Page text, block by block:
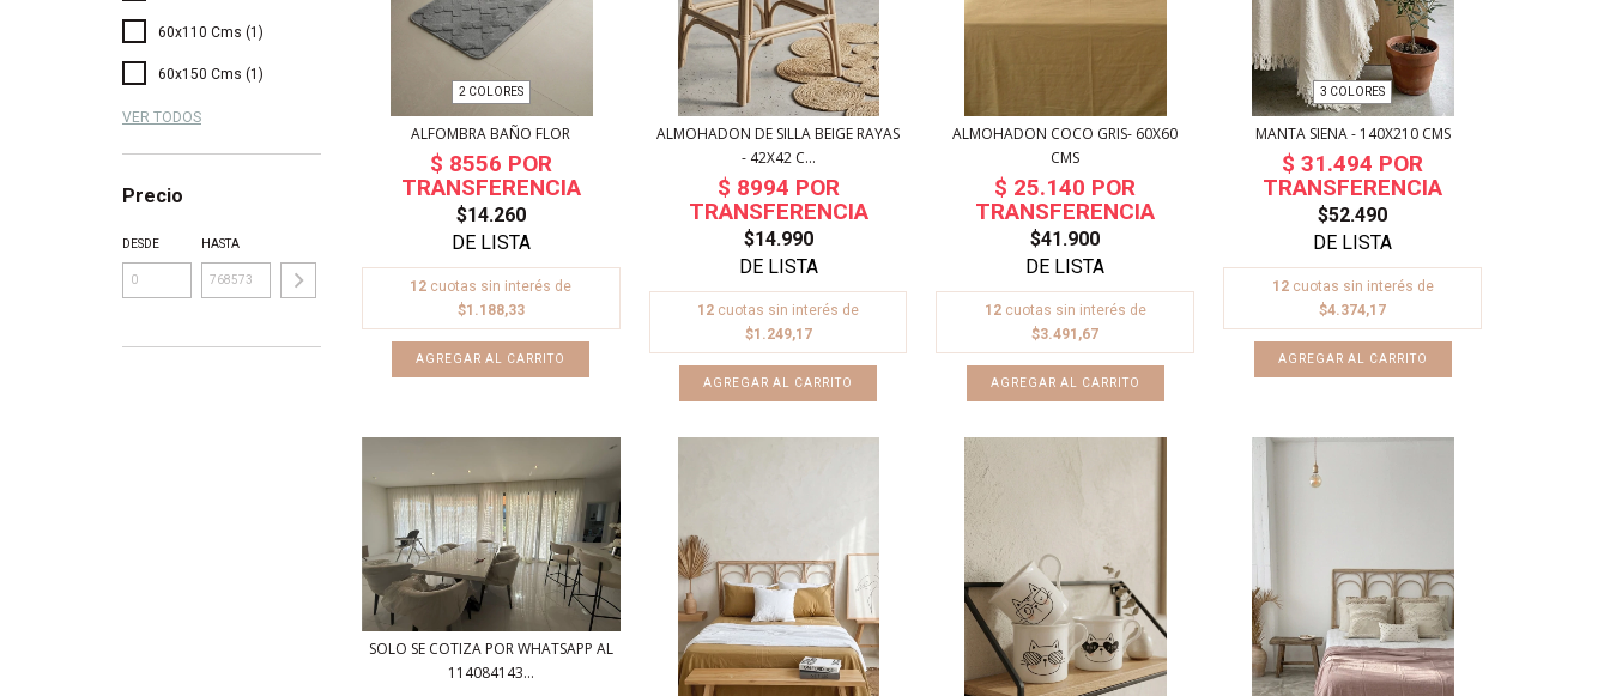
60x110 Cms (1)
60x150 Cms (1)
VER TODOS
Precio
DESDE HASTA
2 COLORES
ALFOMBRA BAÑO FLOR
$14.260
12 cuotas sin interés de
$1.188,33
AGREGAR AL CARRITO
ALMOHADON DE SILLA BEIGE RAYAS
- 42X42 C...
$14.990
12 cuotas sin interés de
$1.249,17
ALMOHADON COCO GRIS- 60X60
CMS
$41.900
12 cuotas sin interés de
$3.491,67
3 COLORES
MANTA SIENA - 140X210 CMS
$52.490
12 cuotas sin interés de
$4.374,17
AGREGAR AL CARRITO
SOLO SE COTIZA POR WHATSAPP AL
114084143...